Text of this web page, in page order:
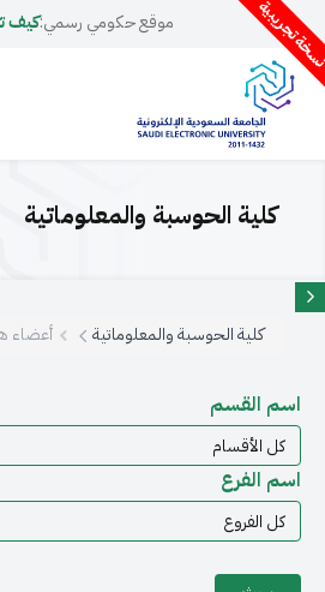
تجريبية موقع حكومي رسمي:كيف
كلية الحوسبة والمعلوماتية
كلية الحوسبة والمعلوماتية أعضاء
اسم القسم
اسم الفرع